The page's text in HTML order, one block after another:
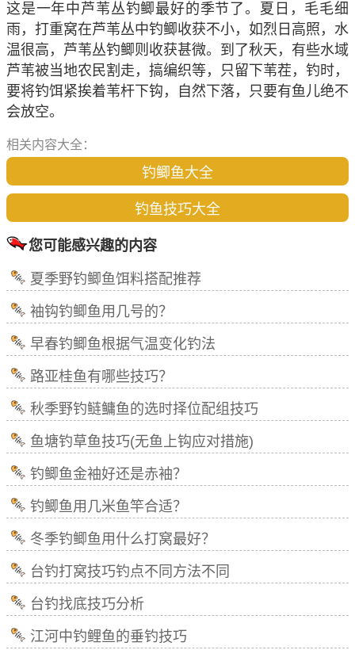
这是一年中芦苇丛钓鲫最好的季节了。夏日，毛毛细
雨，打重窝在芦苇丛中钓鲫收获不小，如烈日高照，水
温很高，芦苇丛钓鲫则收获甚微。到了秋天，有些水域
芦苇被当地农民割走，搞编织等，只留下苇茬，钓时，
要将钓饵紧挨着苇杆下钩，自然下落，只要有鱼儿绝不
会放空。
相关内容大全：
钓鲫鱼大全
钓鱼技巧大全
您可能感兴趣的内容
夏季野钓鲫鱼饵料搭配推荐
袖钩钓鲫鱼用几号的？
早春钓鲫鱼根据气温变化钓法
路亚桂鱼有哪些技巧？
秋季野钓鲢鳙鱼的选时择位配组技巧
鱼塘钓草鱼技巧(无鱼上钩应对措施)
钓鲫鱼金袖好还是赤袖？
钓鲫鱼用几米鱼竿合适？
冬季钓鲫鱼用什么打窝最好？
台钓打窝技巧钓点不同方法不同
台钓找底技巧分析
江河中钓鲤鱼的垂钓技巧